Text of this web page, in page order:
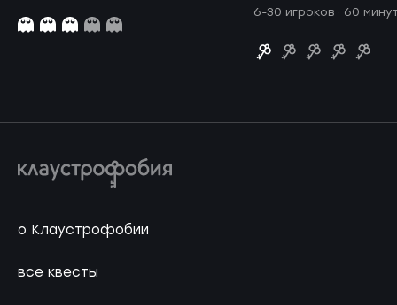
6-30 игроков · 60
о Клаустрофобии
все квесты